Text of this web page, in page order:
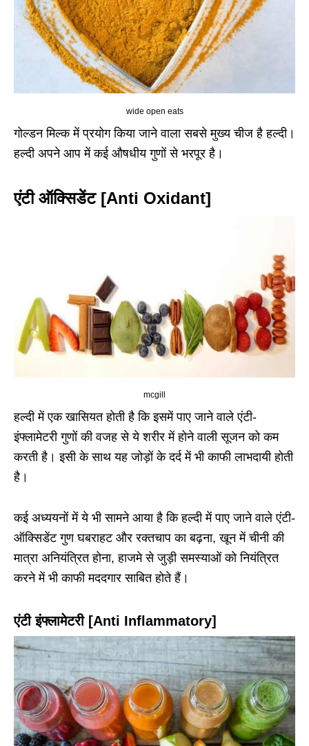
wide open eats
गोल्डन मिल्क में प्रयोग किया जाने वाला सबसे मुख्य चीज है हल्दी।
हल्दी अपने आप में कई औषधीय गुणों से भरपूर है।
एंटी ऑक्सिडेंट [Anti Oxidant]
mcgill
हल्दी में एक खासियत होती है कि इसमें पाए जाने वाले एंटी-
इंफ्लामेटरी गुणों की वजह से ये शरीर में होने वाली सूजन को कम
करती है। इसी के साथ यह जोड़ों के दर्द में भी काफी लाभदायी होती
है।
कई अध्ययनों में ये भी सामने आया है कि हल्दी में पाए जाने वाले एंटी-
ऑक्सिडेंट गुण घबराहट और रक्तचाप का बढ़ना, खून में चीनी की
मात्रा अनियंत्रित होना, हाजमे से जुड़ी समस्याओं को नियंत्रित
करने में भी काफी मददगार साबित होते हैं।
एंटी इंफ्लामेटरी [Anti Inflammatory]